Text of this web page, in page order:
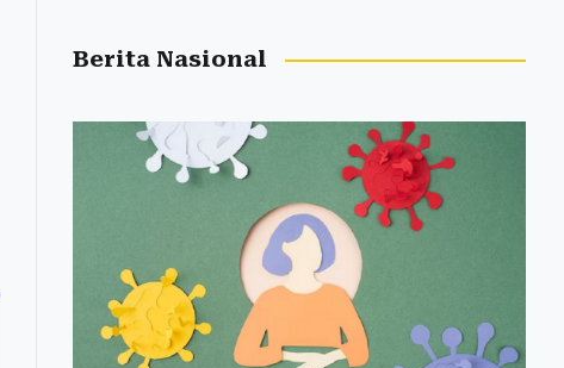
Berita Nasional